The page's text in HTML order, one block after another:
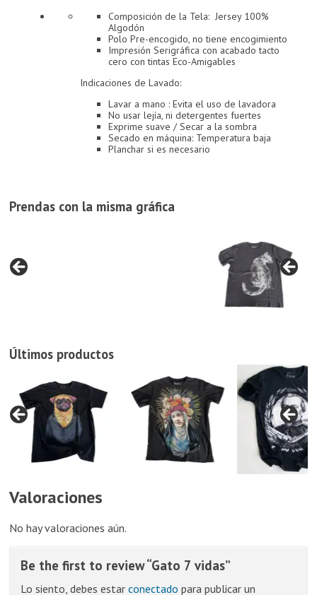
Composición de la Tela: Jersey 100%
Algodón
Polo Pre-encogido, no tiene encogimiento
Impresión Serigráfica con acabado tacto
cero con tintas Eco-Amigables
Indicaciones de Lavado:
Lavar a mano : Evita el uso de lavadora
No usar lejía, ni detergentes fuertes
Exprime suave / Secar a la sombra
Secado en máquina: Temperatura baja
Planchar si es necesario
Prendas con la misma gráfica
Últimos productos
Valoraciones
No hay valoraciones aún.
Be the first to review “Gato 7 vidas”
Lo siento, debes estar conectado para publicar un